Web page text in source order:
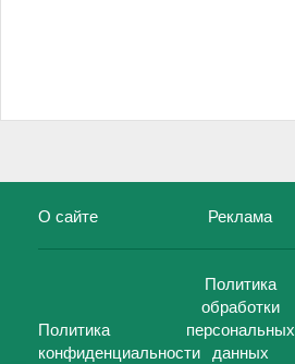
О сайте Реклама
Политика
конфиденциальности
Политика
обработки
персональных
данных